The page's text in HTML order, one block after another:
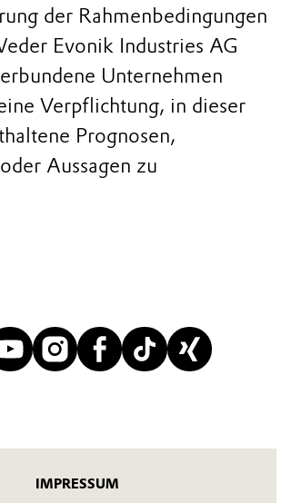
der Rahmenbedingungen
Evonik Industries AG
Unternehmen
Verpflichtung, in dieser
Prognosen,
Aussagen zu
IMPRESSUM